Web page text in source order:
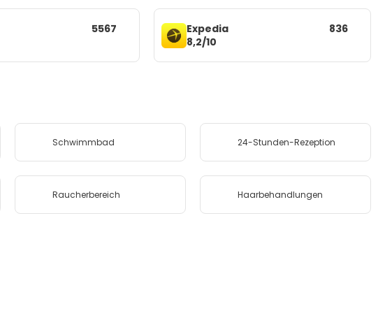
5567
Expedia
8,2/10
836
Schwimmbad 24-Stunden-Rezeption
Raucherbereich Haarbehandlungen